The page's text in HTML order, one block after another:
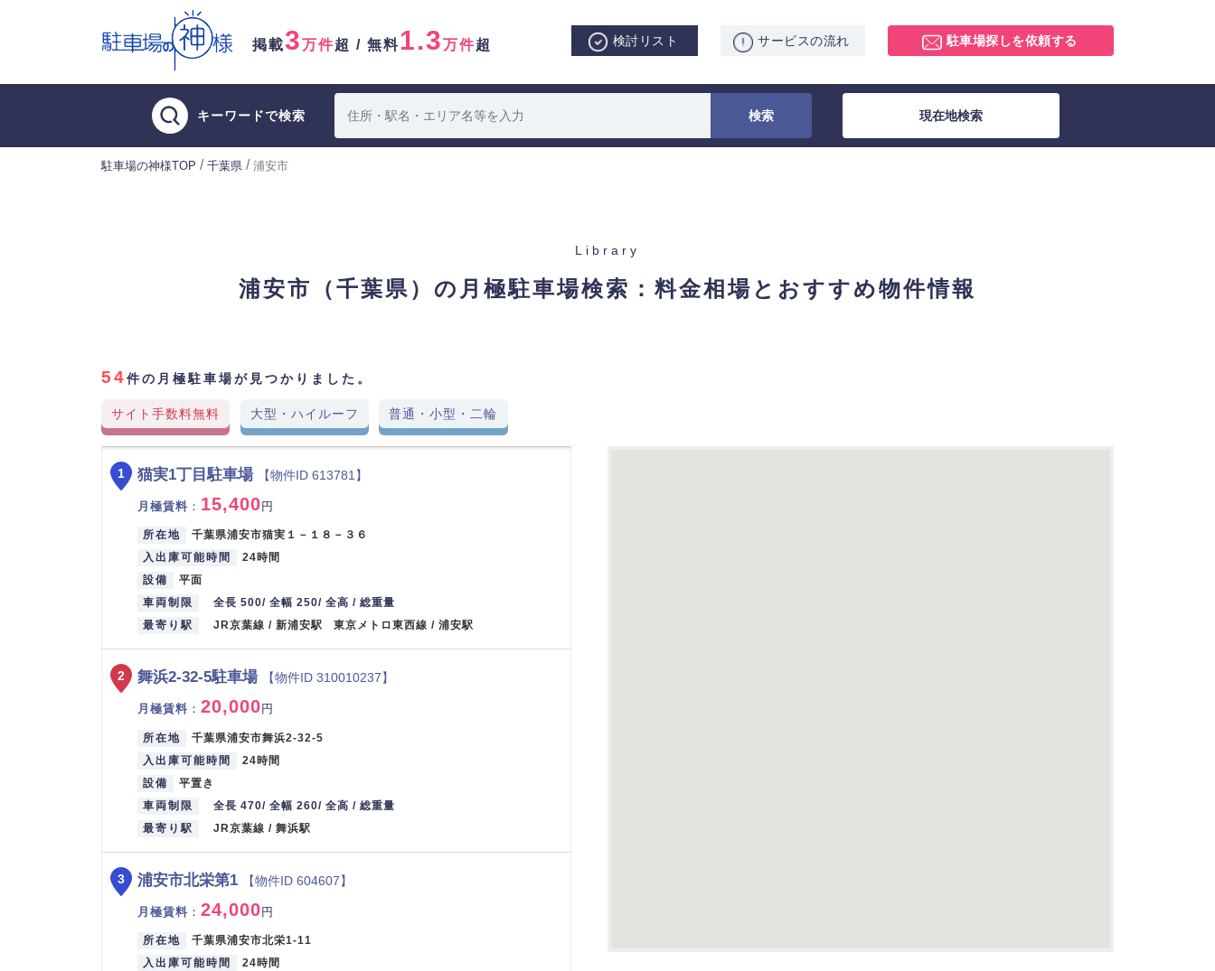
掲載3万件超 / 無料1.3万件超 検討リスト サービスの流れ 駐車場探しを依頼する
キーワードで検索 現在地検索
駐車場の神様TOP / 千葉県 / 浦安市
Library
浦安市（千葉県）の月極駐車場検索： 料金相場とおすすめ物件情報
54件の月極駐車場が見つかりました。
サイト手数料無料 大型・ハイルーフ 普通・小型・二輪
猫実1丁目駐車場 【物件ID 613781】
月極賃料 ： 15,400 円
所在地
千葉県浦安市猫実１－１８－３６
入出庫可能時間
24時間
設備
平面
車両制限
全長 500/ 全幅 250/ 全高 / 総重量
最寄り駅
JR京葉線 / 新浦安駅 東京メトロ東西線 / 浦安駅
1
舞浜2-32-5駐車場 【物件ID 310010237】
月極賃料 ： 20,000 円
所在地
千葉県浦安市舞浜2-32-5
入出庫可能時間
24時間
設備
平置き
車両制限
全長 470/ 全幅 260/ 全高 / 総重量
最寄り駅
JR京葉線 / 舞浜駅
2
浦安市北栄第1 【物件ID 604607】
月極賃料 ： 24,000円
所在地
千葉県浦安市北栄1-11
入出庫可能時間
24時間
3